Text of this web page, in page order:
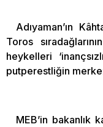
Adıyaman’ın
Toros
heykelleri
putperestliğin
MEB’in bakanlık